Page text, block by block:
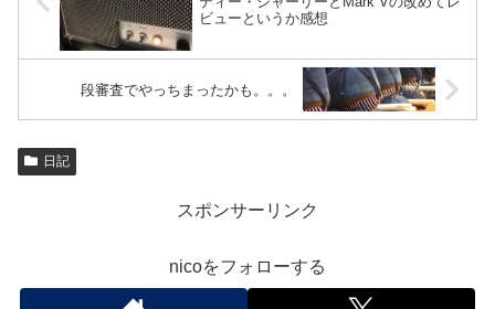
ビューというか感想
段審査でやっちまったかも。。。
日記
スポンサーリンク
nicoをフォローする